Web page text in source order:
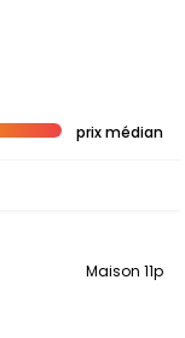
prix médian
Maison 11p